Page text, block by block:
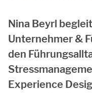
Nina Beyrl
Unternehmer &
den
Experience